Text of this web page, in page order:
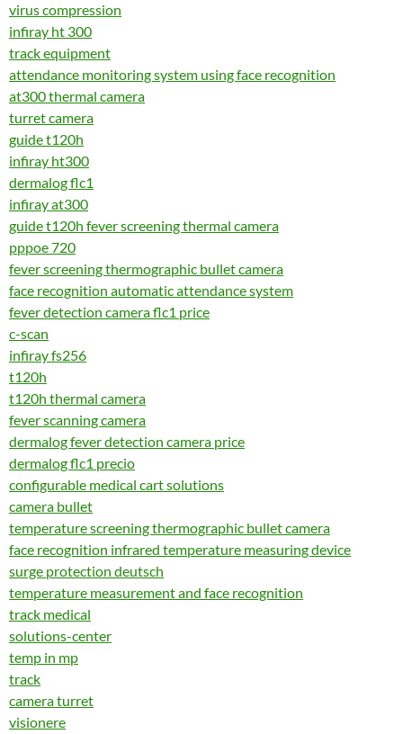
virus compression
infiray ht 300
track equipment
attendance monitoring system using face recognition
at300 thermal camera
turret camera
guide t120h
infiray ht300
dermalog flc1
infiray at300
guide t120h fever screening thermal camera
pppoe 720
fever screening thermographic bullet camera
face recognition automatic attendance system
fever detection camera flc1 price
c-scan
infiray fs256
t120h
t120h thermal camera
fever scanning camera
dermalog fever detection camera price
dermalog flc1 precio
configurable medical cart solutions
camera bullet
temperature screening thermographic bullet camera
face recognition infrared temperature measuring device
surge protection deutsch
temperature measurement and face recognition
track medical
solutions-center
temp in mp
track
camera turret
visionere